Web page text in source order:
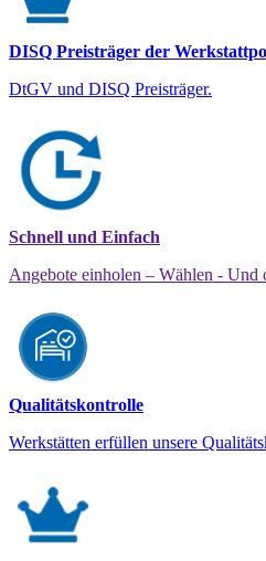
DISQ Preisträger der
DtGV und DISQ Preisträger.
Schnell und Einfach
Angebote einholen – Wählen - Und
Qualitätskontrolle
Werkstätten erfüllen unsere